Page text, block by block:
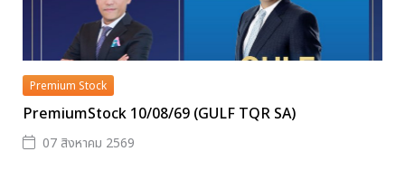
Premium Stock
PremiumStock 10/08/69 (GULF TQR SA)
07 สิงหาคม 2569